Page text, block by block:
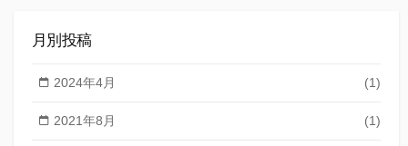
月別投稿
2024年4月 (1)
2021年8月 (1)